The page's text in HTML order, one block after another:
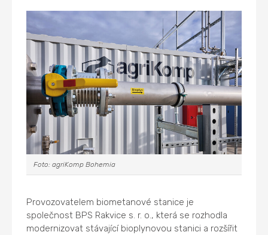
Foto: agriKomp Bohemia
Provozovatelem biometanové stanice je
společnost BPS Rakvice s. r. o., která se rozhodla
modernizovat stávající bioplynovou stanici a rozšířit